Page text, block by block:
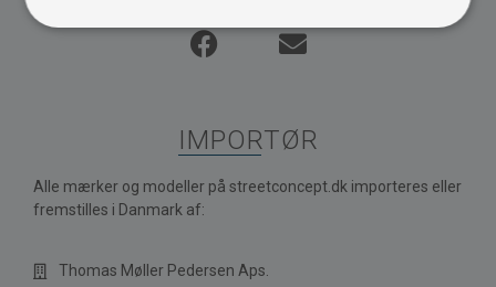
IMPORTØR
Alle mærker og modeller på streetconcept.dk importeres eller
fremstilles i Danmark af:
Thomas Møller Pedersen Aps.